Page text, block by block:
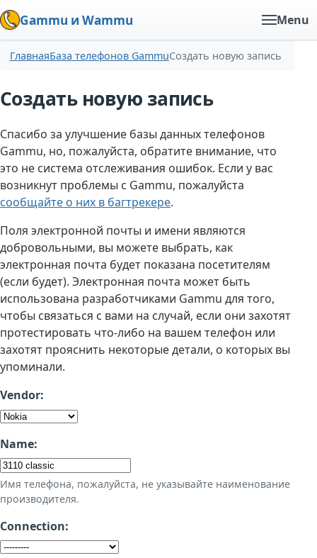
Gammu и Wammu Menu
ГлавнаяБаза телефонов GammuСоздать новую запись
Создать новую запись
Спасибо за улучшение базы данных телефонов
Gammu, но, пожалуйста, обратите внимание, что
это не система отслеживания ошибок. Если у вас
возникнут проблемы с Gammu, пожалуйста
сообщайте о них в багтрекере.
Поля электронной почты и имени являются
добровольными, вы можете выбрать, как
электронная почта будет показана посетителям
(если будет). Электронная почта может быть
использована разработчиками Gammu для того,
чтобы связаться с вами на случай, если они захотят
протестировать что-либо на вашем телефон или
захотят прояснить некоторые детали, о которых вы
упоминали.
Vendor:
Name:
Имя телефона, пожалуйста, не указывайте наименование
производителя.
Connection: